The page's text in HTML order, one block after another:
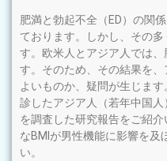
肥満と勃起不全（ED）の関
ております。しかし、その
す。欧米人とアジア人では
す。そのため、その結果を
よいものか、疑問が生じま
診したアジア人（若年中国
を調査した研究報告をご紹
なBMIが男性機能に影響を及
い。